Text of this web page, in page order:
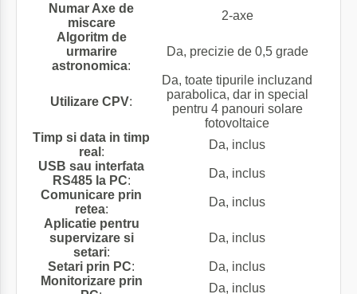
Numar Axe de
miscare
2-axe
Algoritm de
urmarire
astronomica:
Da, precizie de 0,5 grade
Utilizare CPV:
Da, toate tipurile incluzand
parabolica, dar in special
pentru 4 panouri solare
fotovoltaice
Timp si data in timp
real :
Da, inclus
USB sau interfata
RS485 la PC:
Da, inclus
Comunicare prin
retea:
Da, inclus
Aplicatie pentru
supervizare si
setari:
Da, inclus
Setari prin PC:
Da, inclus
Monitorizare prin
Da, inclus